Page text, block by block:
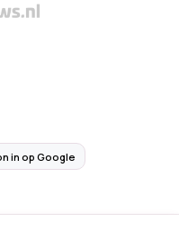
in op Google